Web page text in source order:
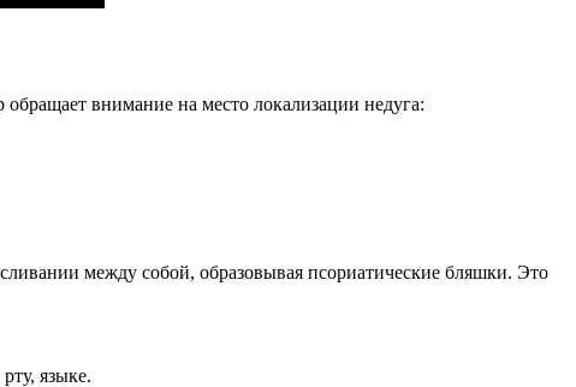
внимание на место локализации недуга:
между собой, образовывая псориатические бляшки. Это
языке.